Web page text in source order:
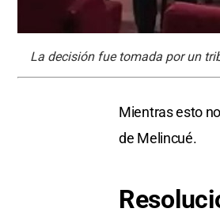
La decisión fue tomada por un
Mientras esto
de Melincué.